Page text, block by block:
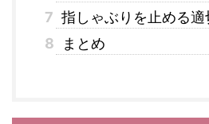
7 指しゃぶりを止める適
8
まとめ